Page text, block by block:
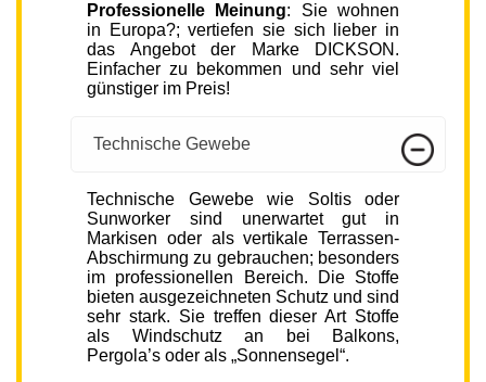
Professionelle Meinung: Sie wohnen
in Europa?; vertiefen sie sich lieber in
das Angebot der Marke DICKSON.
Einfacher zu bekommen und sehr viel
günstiger im Preis!
Technische Gewebe
Technische Gewebe wie Soltis oder
Sunworker sind unerwartet gut in
Markisen oder als vertikale Terrassen-
Abschirmung zu gebrauchen; besonders
im professionellen Bereich. Die Stoffe
bieten ausgezeichneten Schutz und sind
sehr stark. Sie treffen dieser Art Stoffe
als Windschutz an bei Balkons,
Pergola’s oder als „Sonnensegel“.